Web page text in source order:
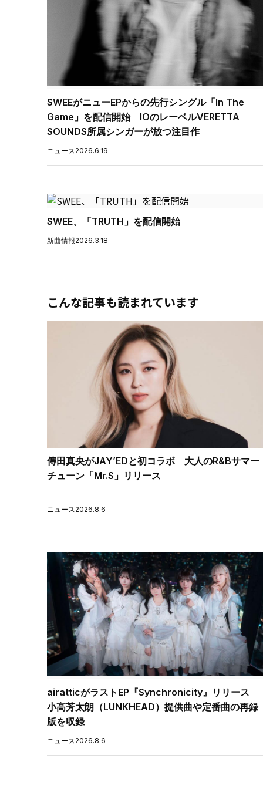
SWEEがニューEPからの先行シングル「In The
Game」を配信開始 IOのレーベルVERETTA
SOUNDS所属シンガーが放つ注目作
ニュース2026.6.19
SWEE、「TRUTH」を配信開始
新曲情報2026.3.18
こんな記事も読まれています
傳田真央がJAY’EDと初コラボ 大人のR&Bサマー
チューン「Mr.S」リリース
ニュース2026.8.6
airatticがラストEP『Synchronicity』リリース
小高芳太朗（LUNKHEAD）提供曲や定番曲の再録
版を収録
ニュース2026.8.6